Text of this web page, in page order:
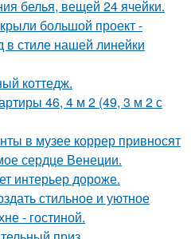
белья, вещей 24 ячейки.
большой проект -
в стиле нашей линейки
коттедж.
46, 4 м 2 (49, 3 м 2 с
в музее коррер привносят
сердце Венеции.
интерьер дороже.
стильное и уютное
- гостиной.